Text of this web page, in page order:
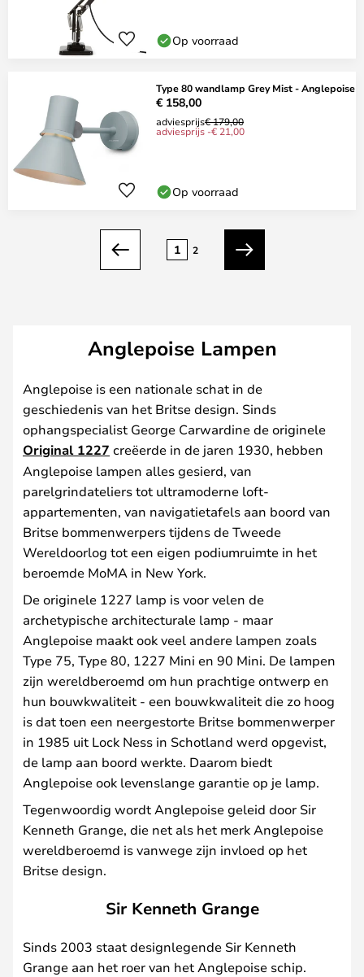
Op voorraad
Type 80 wandlamp Grey Mist - Anglepoise
€ 158,00
adviesprijs€ 179,00
adviesprijs -€ 21,00
Op voorraad
Vorige
1 2
Volgende
Anglepoise Lampen
Anglepoise is een nationale schat in de
geschiedenis van het Britse design. Sinds
ophangspecialist George Carwardine de originele
Original 1227 creëerde in de jaren 1930, hebben
Anglepoise lampen alles gesierd, van
parelgrindateliers tot ultramoderne loft-
appartementen, van navigatietafels aan boord van
Britse bommenwerpers tijdens de Tweede
Wereldoorlog tot een eigen podiumruimte in het
beroemde MoMA in New York.
De originele 1227 lamp is voor velen de
archetypische architecturale lamp - maar
Anglepoise maakt ook veel andere lampen zoals
Type 75, Type 80, 1227 Mini en 90 Mini. De lampen
zijn wereldberoemd om hun prachtige ontwerp en
hun bouwkwaliteit - een bouwkwaliteit die zo hoog
is dat toen een neergestorte Britse bommenwerper
in 1985 uit Lock Ness in Schotland werd opgevist,
de lamp aan boord werkte. Daarom biedt
Anglepoise ook levenslange garantie op je lamp.
Tegenwoordig wordt Anglepoise geleid door Sir
Kenneth Grange, die net als het merk Anglepoise
wereldberoemd is vanwege zijn invloed op het
Britse design.
Sir Kenneth Grange
Sinds 2003 staat designlegende Sir Kenneth
Grange aan het roer van het Anglepoise schip.